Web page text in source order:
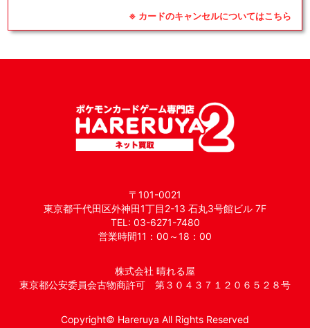
※ カードのキャンセルについてはこちら
〒101-0021
東京都千代田区外神田1丁目2-13 石丸3号館ビル 7F
TEL: 03-6271-7480
営業時間11：00～18：00
株式会社 晴れる屋
東京都公安委員会古物商許可 第３０４３７１２０６５２８号
Copyright© Hareruya All Rights Reserved